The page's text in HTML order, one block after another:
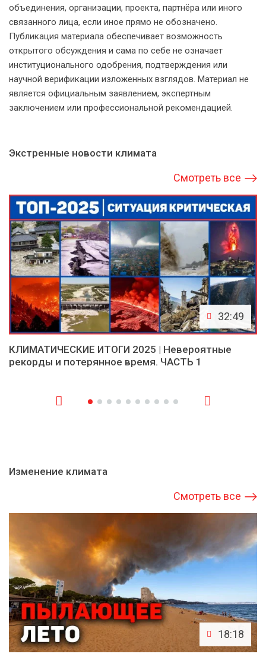
объединения, организации, проекта, партнёра или иного
связанного лица, если иное прямо не обозначено.
Публикация материала обеспечивает возможность
открытого обсуждения и сама по себе не означает
институционального одобрения, подтверждения или
научной верификации изложенных взглядов. Материал не
является официальным заявлением, экспертным
заключением или профессиональной рекомендацией.
Экстренные новости климата
Смотреть все
32:49
КЛИМАТИЧЕСКИЕ ИТОГИ 2025 | Невероятные
рекорды и потерянное время. ЧАСТЬ 1
Изменение климата
Смотреть все
18:18